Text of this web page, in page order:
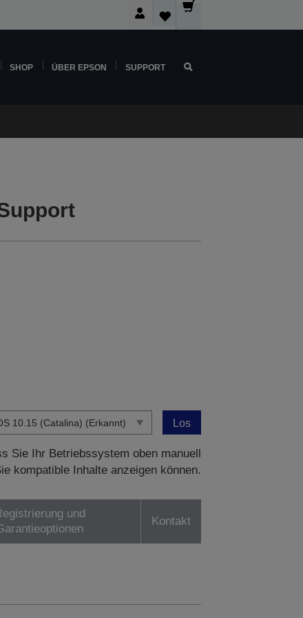
SHOP ÜBER EPSON SUPPORT
Los
Sie Ihr Betriebssystem oben manuell
kompatible Inhalte anzeigen können.
und
Kontakt